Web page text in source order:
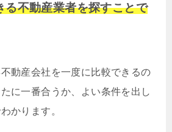
る不動産業者を探すことで
動産会社を一度に比較できるの
に一番合うか、よい条件を出し
かります。